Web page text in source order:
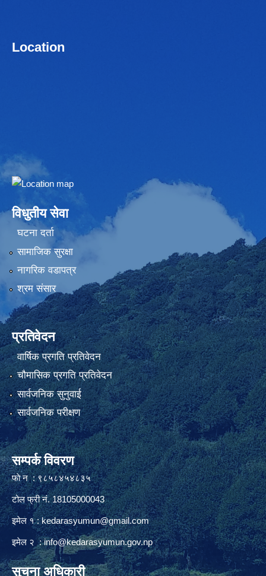
Location
Embed Google Map
विधुतीय सेवा
घटना दर्ता
सामाजिक सुरक्षा
नागरिक वडापत्र
श्रम संसार
प्रतिवेदन
वार्षिक प्रगति प्रतिवेदन
चौमासिक प्रगति प्रतिवेदन
सार्वजनिक सुनुवाई
सार्वजनिक परीक्षण
सम्पर्क विवरण
फाे न : ९८५८४५४८३५
टोल फ्री नं. 18105000043
इमेल १ :kedarasyumun@gmail.com
इमेल २ :info@kedarasyumun.gov.np
सुचना अधिकारी